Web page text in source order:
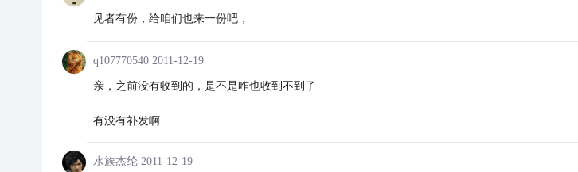
见者有份，给咱们也来一份吧，
q107770540 2011-12-19
亲，之前没有收到的，是不是咋也收到不到了
有没有补发啊
水族杰纶 2011-12-19